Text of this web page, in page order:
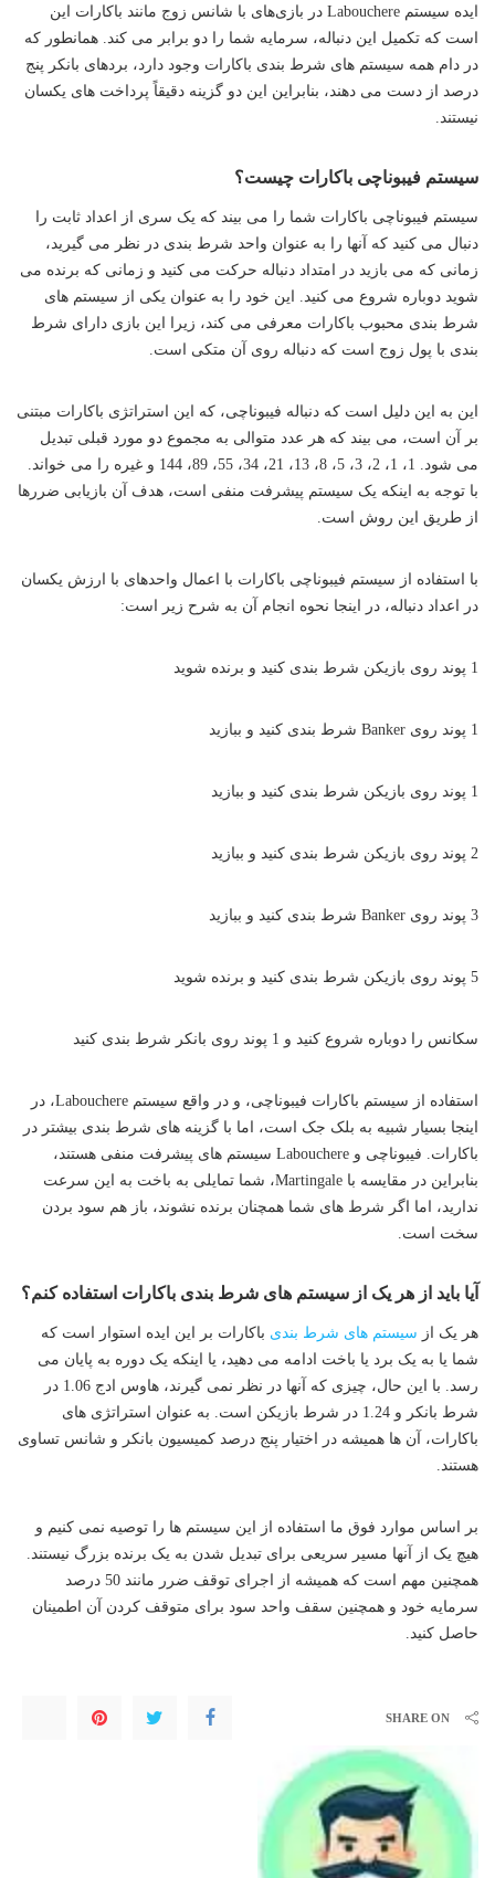
ایده سیستم Labouchere در بازی‌های با شانس زوج مانند باکارات این
است که تکمیل این دنباله، سرمایه شما را دو برابر می‌ کند. همانطور که
در دام همه سیستم‌ های شرط‌ بندی باکارات وجود دارد، بردهای بانکر پنج
درصد از دست می‌ دهند، بنابراین این دو گزینه دقیقاً پرداخت‌ های یکسان
نیستند.
سیستم فیبوناچی باکارات چیست؟
سیستم فیبوناچی باکارات شما را می‌ بیند که یک سری از اعداد ثابت را
دنبال می‌ کنید که آنها را به عنوان واحد شرط‌ بندی در نظر می‌ گیرید،
زمانی که می‌ بازید در امتداد دنباله حرکت می‌ کنید و زمانی که برنده می‌
شوید دوباره شروع می‌ کنید. این خود را به عنوان یکی از سیستم‌ های
شرط‌ بندی محبوب باکارات معرفی می‌ کند، زیرا این بازی دارای شرط‌
بندی با پول زوج است که دنباله روی آن متکی است.
این به این دلیل است که دنباله فیبوناچی، که این استراتژی باکارات مبتنی
بر آن است، می بیند که هر عدد متوالی به مجموع دو مورد قبلی تبدیل
می شود. 1، 1، 2، 3، 5، 8، 13، 21، 34، 55، 89، 144 و غیره را می خواند.
با توجه به اینکه یک سیستم پیشرفت منفی است، هدف آن بازیابی ضررها
از طریق این روش است.
با استفاده از سیستم فیبوناچی باکارات با اعمال واحدهای با ارزش یکسان
در اعداد دنباله، در اینجا نحوه انجام آن به شرح زیر است:
1 پوند روی بازیکن شرط بندی کنید و برنده شوید
1 پوند روی Banker شرط بندی کنید و ببازید
1 پوند روی بازیکن شرط بندی کنید و ببازید
2 پوند روی بازیکن شرط بندی کنید و ببازید
3 پوند روی Banker شرط بندی کنید و ببازید
5 پوند روی بازیکن شرط بندی کنید و برنده شوید
سکانس را دوباره شروع کنید و 1 پوند روی بانکر شرط بندی کنید
استفاده از سیستم باکارات فیبوناچی، و در واقع سیستم Labouchere، در
اینجا بسیار شبیه به بلک جک است، اما با گزینه های شرط بندی بیشتر در
باکارات. فیبوناچی و Labouchere سیستم‌ های پیشرفت منفی هستند،
بنابراین در مقایسه با Martingale، شما تمایلی به باخت به این سرعت
ندارید، اما اگر شرط‌ های شما همچنان برنده نشوند، باز هم سود بردن
سخت است.
آیا باید از هر یک از سیستم های شرط بندی باکارات استفاده کنم؟
هر یک از سیستم‌ های شرط‌ بندی باکارات بر این ایده استوار است که
شما یا به یک برد یا باخت ادامه می‌ دهید، یا اینکه یک دوره به پایان می‌
رسد. با این حال، چیزی که آنها در نظر نمی گیرند، هاوس ادج 1.06 در
شرط بانکر و 1.24 در شرط بازیکن است. به‌ عنوان استراتژی‌ های
باکارات، آن‌ ها همیشه در اختیار پنج درصد کمیسیون بانکر و شانس تساوی
هستند.
بر اساس موارد فوق ما استفاده از این سیستم ها را توصیه نمی کنیم و
هیچ یک از آنها مسیر سریعی برای تبدیل شدن به یک برنده بزرگ نیستند.
همچنین مهم است که همیشه از اجرای توقف ضرر مانند 50 درصد
سرمایه خود و همچنین سقف واحد سود برای متوقف کردن آن اطمینان
حاصل کنید.
SHARE ON